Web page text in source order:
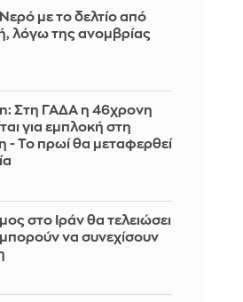
με το δελτίο από
λόγω της ανομβρίας
Στη ΓΑΔΑ η 46χρονη
για εμπλοκή στη
- Το πρωί θα μεταφερθεί
στο Ιράν θα τελειώσει
να συνεχίσουν